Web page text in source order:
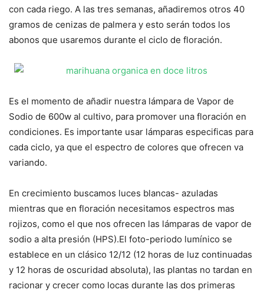
con cada riego. A las tres semanas, añadiremos otros 40
gramos de cenizas de palmera y esto serán todos los
abonos que usaremos durante el ciclo de floración.
Es el momento de añadir nuestra lámpara de Vapor de
Sodio de 600w al cultivo, para promover una floración en
condiciones. Es importante usar lámparas especificas para
cada ciclo, ya que el espectro de colores que ofrecen va
variando.
En crecimiento buscamos luces blancas- azuladas
mientras que en floración necesitamos espectros mas
rojizos, como el que nos ofrecen las lámparas de vapor de
sodio a alta presión (HPS).El foto-periodo lumínico se
establece en un clásico 12/12 (12 horas de luz continuadas
y 12 horas de oscuridad absoluta), las plantas no tardan en
racionar y crecer como locas durante las dos primeras